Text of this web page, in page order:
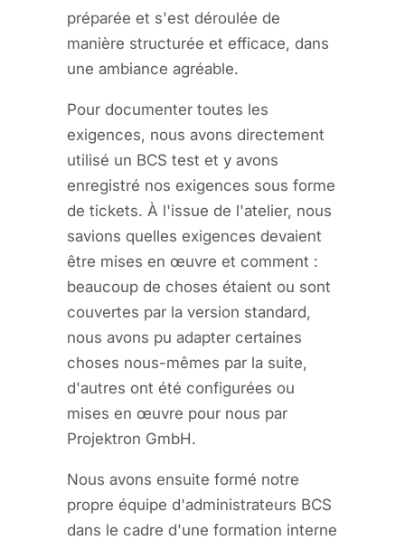
préparée et s'est déroulée de
manière structurée et efficace, dans
une ambiance agréable.
Pour documenter toutes les
exigences, nous avons directement
utilisé un BCS test et y avons
enregistré nos exigences sous forme
de tickets. À l'issue de l'atelier, nous
savions quelles exigences devaient
être mises en œuvre et comment :
beaucoup de choses étaient ou sont
couvertes par la version standard,
nous avons pu adapter certaines
choses nous-mêmes par la suite,
d'autres ont été configurées ou
mises en œuvre pour nous par
Projektron GmbH.
Nous avons ensuite formé notre
propre équipe d'administrateurs BCS
dans le cadre d'une formation interne